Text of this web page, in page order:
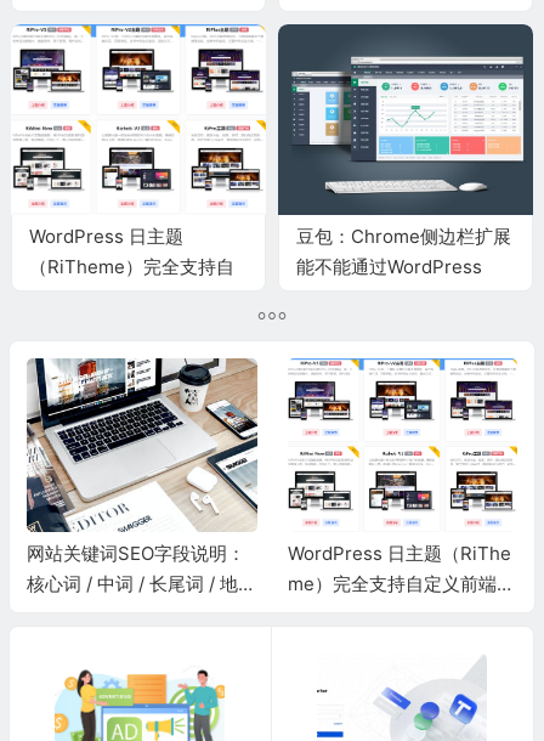
WordPress 日主题
（RiTheme）完全支持自
豆包：Chrome侧边栏扩展
能不能通过WordPress
网站关键词SEO字段说明：
核心词 / 中词 / 长尾词 / 地域
WordPress 日主题（RiThe
me）完全支持自定义前端样